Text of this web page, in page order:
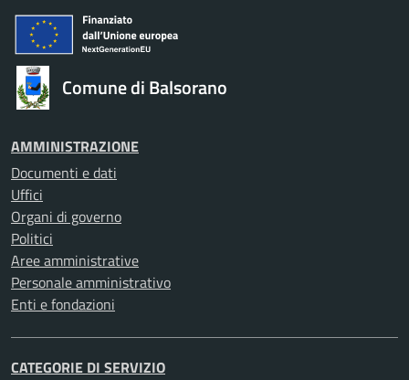
Comune di Balsorano
AMMINISTRAZIONE
Documenti e dati
Uffici
Organi di governo
Politici
Aree amministrative
Personale amministrativo
Enti e fondazioni
CATEGORIE DI SERVIZIO